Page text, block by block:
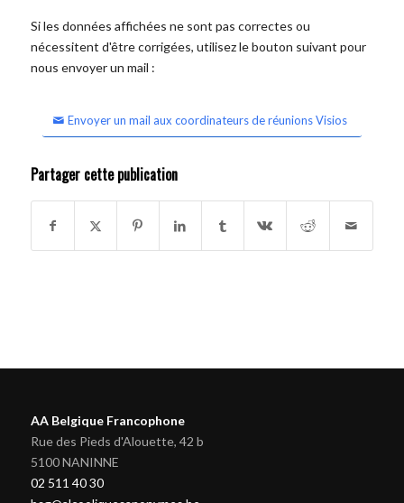
Si les données affichées ne sont pas correctes ou
nécessitent d'être corrigées, utilisez le bouton suivant pour
nous envoyer un mail :
Envoyer un mail aux coordinateurs de réunions Visios
Partager cette publication
AA Belgique Francophone
Rue des Pieds d'Alouette, 42 b
5100 NANINNE
02 511 40 30